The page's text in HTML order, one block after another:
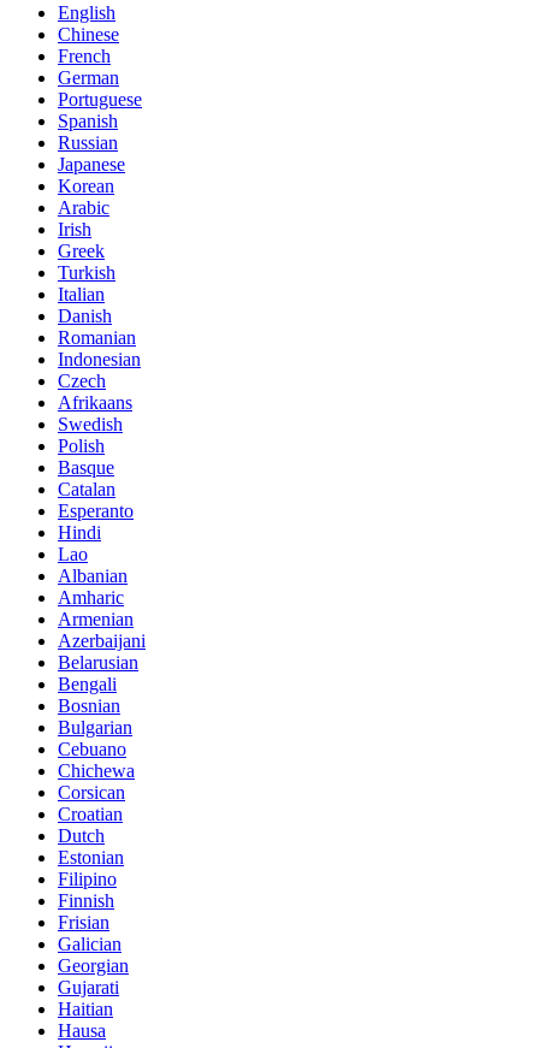
English
Chinese
French
German
Portuguese
Spanish
Russian
Japanese
Korean
Arabic
Irish
Greek
Turkish
Italian
Danish
Romanian
Indonesian
Czech
Afrikaans
Swedish
Polish
Basque
Catalan
Esperanto
Hindi
Lao
Albanian
Amharic
Armenian
Azerbaijani
Belarusian
Bengali
Bosnian
Bulgarian
Cebuano
Chichewa
Corsican
Croatian
Dutch
Estonian
Filipino
Finnish
Frisian
Galician
Georgian
Gujarati
Haitian
Hausa